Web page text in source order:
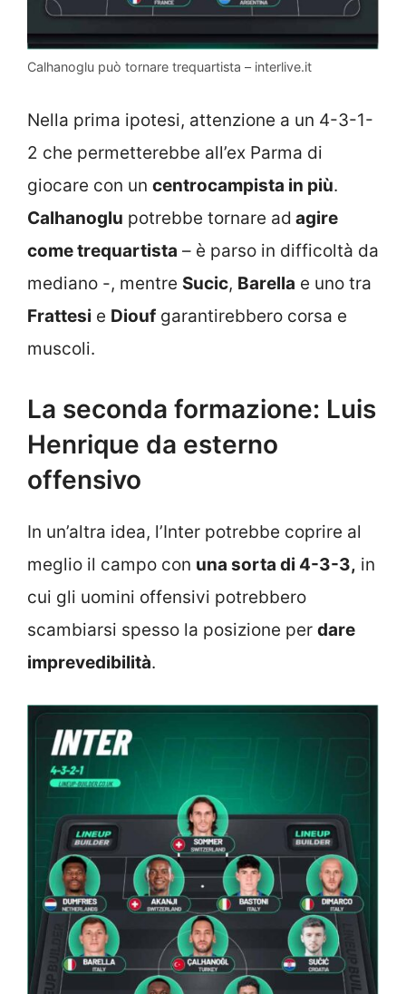
Calhanoglu può tornare trequartista – interlive.it
Nella prima ipotesi, attenzione a un 4-3-1-
2 che permetterebbe all’ex Parma di
giocare con un centrocampista in più.
Calhanoglu potrebbe tornare ad agire
come trequartista – è parso in difficoltà da
mediano -, mentre Sucic, Barella e uno tra
Frattesi e Diouf garantirebbero corsa e
muscoli.
La seconda formazione: Luis
Henrique da esterno
offensivo
In un’altra idea, l’Inter potrebbe coprire al
meglio il campo con una sorta di 4-3-3, in
cui gli uomini offensivi potrebbero
scambiarsi spesso la posizione per dare
imprevedibilità.